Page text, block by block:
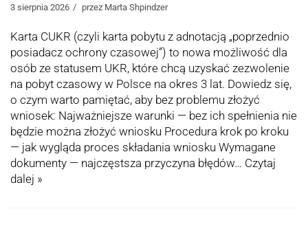
3 sierpnia 2026 przez Marta Shpindzer
Karta CUKR (czyli karta pobytu z adnotacją „poprzednio
posiadacz ochrony czasowej”) to nowa możliwość dla
osób ze statusem UKR, które chcą uzyskać zezwolenie
na pobyt czasowy w Polsce na okres 3 lat. Dowiedz się,
o czym warto pamiętać, aby bez problemu złożyć
wniosek: Najważniejsze warunki — bez ich spełnienia nie
będzie można złożyć wniosku Procedura krok po kroku
— jak wygląda proces składania wniosku Wymagane
dokumenty — najczęstsza przyczyna błędów… Czytaj
dalej »